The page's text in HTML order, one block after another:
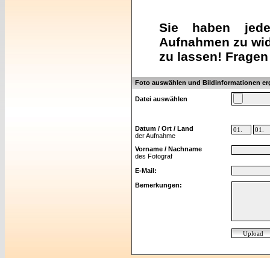
Sie haben
Aufnahmen zu
zu lassen!
Foto auswählen und Bildinformationen
Datei auswählen
Datum / Ort / Land
der Aufnahme
Vorname / Nachname
des Fotograf
E-Mail:
Bemerkungen: